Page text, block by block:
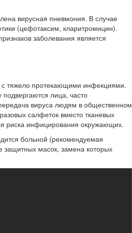
вирусная пневмония. В случае
(цефотаксим, кларитромицин).
заболевания является
тяжело протекающими инфекциями.
лица, часто
вируса людям в общественном
салфеток вместо тканевых
риска инфицирования окружающих.
больной (рекомендуемая
защитных масок, замена которых